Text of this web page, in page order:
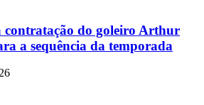
contratação do goleiro Arthur
a sequência da temporada